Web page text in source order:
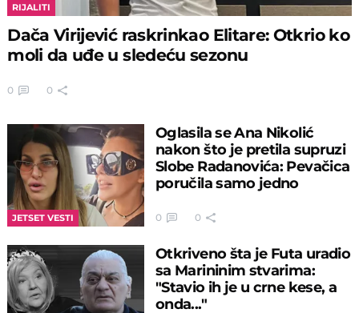
RIJALITI
Dača Virijević raskrinkao Elitare: Otkrio ko
moli da uđe u sledeću sezonu
0 0
JETSET VESTI
Oglasila se Ana Nikolić
nakon što je pretila supruzi
Slobe Radanovića: Pevačica
poručila samo jedno
0 0
Otkriveno šta je Futa uradio
sa Marininim stvarima:
"Stavio ih je u crne kese, a
onda..."